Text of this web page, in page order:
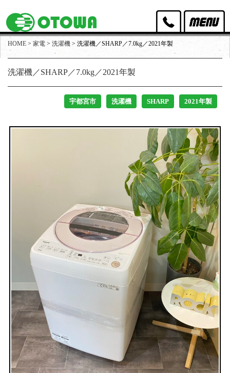
オトワリバースのポリシー
取扱家具
買取実績
お問い合わせ
HOME > 家電 > 洗濯機 > 洗濯機／SHARP／7.0kg／2021年製
洗濯機／SHARP／7.0kg／2021年製
宇都宮市 洗濯機 SHARP 2021年製